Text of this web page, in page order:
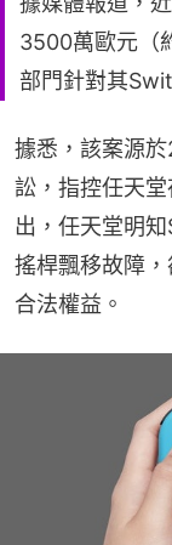
3500萬歐元（
部門針對其
據悉，該案源
訟，指控任天
出，任天堂明
搖桿飄移故障
合法權益。